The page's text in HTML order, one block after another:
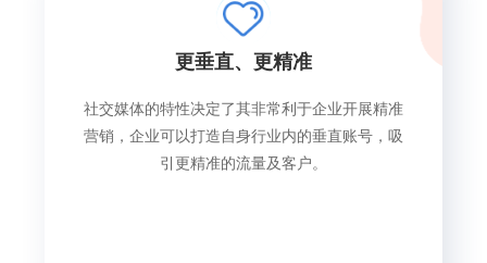
更垂直、更精准
社交媒体的特性决定了其非常利于企业开展精准
营销，企业可以打造自身行业内的垂直账号，吸
引更精准的流量及客户。